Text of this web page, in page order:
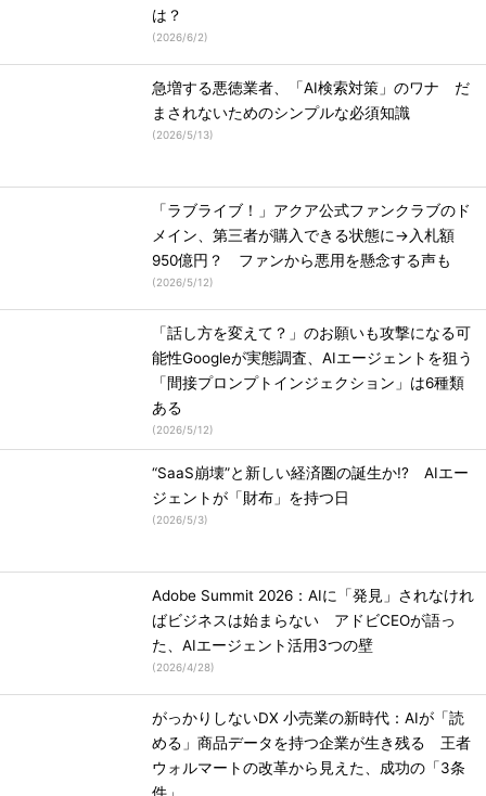
は？
(2026/6/2)
急増する悪徳業者、「AI検索対策」のワナ だ
まされないためのシンプルな必須知識
(2026/5/13)
「ラブライブ！」アクア公式ファンクラブのド
メイン、第三者が購入できる状態に→入札額
950億円？ ファンから悪用を懸念する声も
(2026/5/12)
「話し方を変えて？」のお願いも攻撃になる可
能性Googleが実態調査、AIエージェントを狙う
「間接プロンプトインジェクション」は6種類
ある
(2026/5/12)
“SaaS崩壊”と新しい経済圏の誕生か!? AIエー
ジェントが「財布」を持つ日
(2026/5/3)
Adobe Summit 2026：AIに「発見」されなけれ
ばビジネスは始まらない アドビCEOが語っ
た、AIエージェント活用3つの壁
(2026/4/28)
がっかりしないDX 小売業の新時代：AIが「読
める」商品データを持つ企業が生き残る 王者
ウォルマートの改革から見えた、成功の「3条